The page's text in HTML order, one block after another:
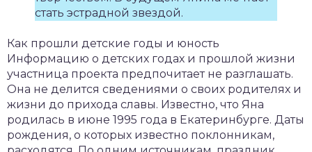
стать эстрадной звездой.
Как прошли детские годы и юность
Информацию о детских годах и прошлой жизни
участница проекта предпочитает не разглашать.
Она не делится сведениями о своих родителях и
жизни до прихода славы. Известно, что Яна
родилась в июне 1995 года в Екатеринбурге. Даты
рождения, о которых известно поклонникам,